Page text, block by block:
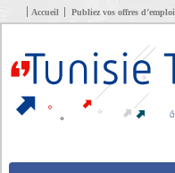
Accueil Publiez vos offres d’emploi